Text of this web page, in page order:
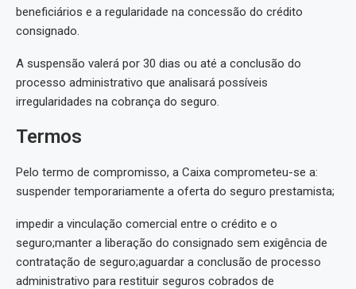
beneficiários e a regularidade na concessão do crédito
consignado.
A suspensão valerá por 30 dias ou até a conclusão do
processo administrativo que analisará possíveis
irregularidades na cobrança do seguro.
Termos
Pelo termo de compromisso, a Caixa comprometeu-se a:
suspender temporariamente a oferta do seguro prestamista;
impedir a vinculação comercial entre o crédito e o
seguro;manter a liberação do consignado sem exigência de
contratação de seguro;aguardar a conclusão de processo
administrativo para restituir seguros cobrados de